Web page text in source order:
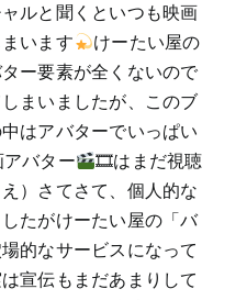
ルと聞くといつも映画
います
けーたい屋の
ー要素が全くないので
まいましたが、このブ
はアバターでいっぱい
バター
🎞はまだ視聴
）さてさて、個人的な
たがけーたい屋の「バ
的なサービスになって
宣伝もまだあまりして